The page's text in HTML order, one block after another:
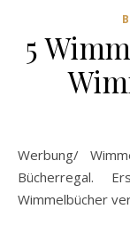
5
Werbung/ Wimmelbücher gehören für mich in jedes
Bücherregal.
Wimmelbücher